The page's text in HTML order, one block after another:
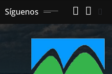
Síguenos